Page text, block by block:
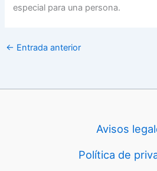
especial para una persona.
← Entrada anterior
Avisos
Política de